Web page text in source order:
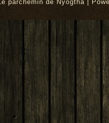
parchemin de Nyogtha |